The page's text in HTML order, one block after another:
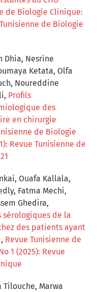
de Biologie Clinique:
de Biologie
Dhia, Nesrine
Ketata, Olfa
Noureddine
Profils
des
en chirurgie
de Biologie
Revue Tunisienne de
Ouafa Kallala,
Fatma Mechi,
Ghedira,
sérologiques de la
des patients ayant
, Revue Tunisienne de
1 (2025): Revue
Marwa